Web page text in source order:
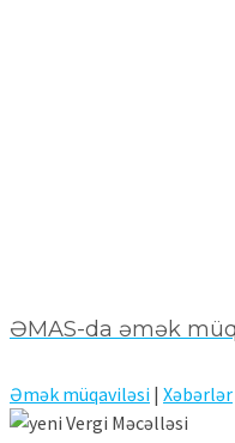
ƏMAS-da əmək
Əmək müqaviləsi | Xəbərlər